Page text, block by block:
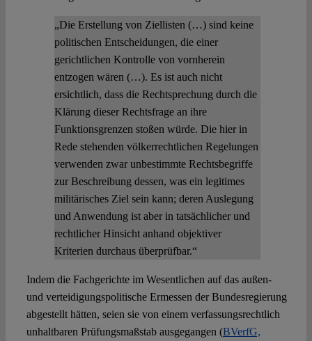
„Die Erstellung von Ziellisten (…) sind keine
politischen Entscheidungen, die einer
gerichtlichen Kontrolle von vornherein
entzogen wären (…). Es ist auch nicht
ersichtlich, dass die Rechtsprechung durch die
Klärung dieser Rechtsfrage an ihre
Funktionsgrenzen stoßen würde. Die hier in
Rede stehenden völkerrechtlichen Regelungen
verwenden zwar unbestimmte Rechtsbegriffe
zur Beschreibung dessen, was ein legitimes
militärisches Ziel sein kann; deren Auslegung
und Anwendung ist aber in tatsächlicher und
rechtlicher Hinsicht anhand objektiver
Kriterien durchaus überprüfbar.“
Indem die Fachgerichte im Wesentlichen auf das außen-
und verteidigungspolitische Ermessen der Bundesregierung
abgestellt hätten, seien sie von einem verfassungsrechtlich
unhaltbaren Prüfungsmaßstab ausgegangen (BVerfG,